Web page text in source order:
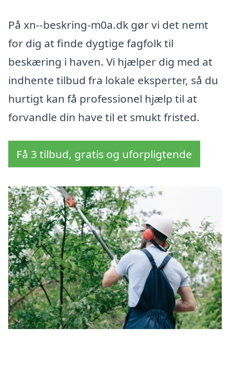
På xn--beskring-m0a.dk gør vi det nemt
for dig at finde dygtige fagfolk til
beskæring i haven. Vi hjælper dig med at
indhente tilbud fra lokale eksperter, så du
hurtigt kan få professionel hjælp til at
forvandle din have til et smukt fristed.
Få 3 tilbud, gratis og uforpligtende